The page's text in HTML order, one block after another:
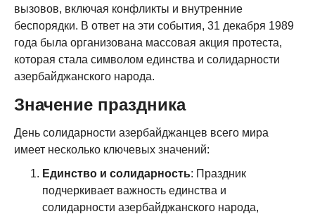
вызовов, включая конфликты и внутренние
беспорядки. В ответ на эти события, 31 декабря 1989
года была организована массовая акция протеста,
которая стала символом единства и солидарности
азербайджанского народа.
Значение праздника
День солидарности азербайджанцев всего мира
имеет несколько ключевых значений:
Единство и солидарность: Праздник
подчеркивает важность единства и
солидарности азербайджанского народа,